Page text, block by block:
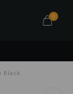
0
Black